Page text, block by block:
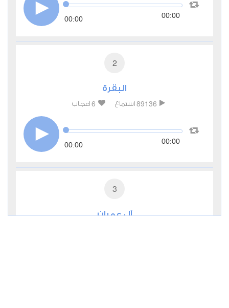
00:00 00:00
2
البقرة
89136 استماع 6 اعجاب
00:00 00:00
3
آل عمران